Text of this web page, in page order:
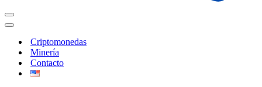
Criptomonedas
Minería
Contacto